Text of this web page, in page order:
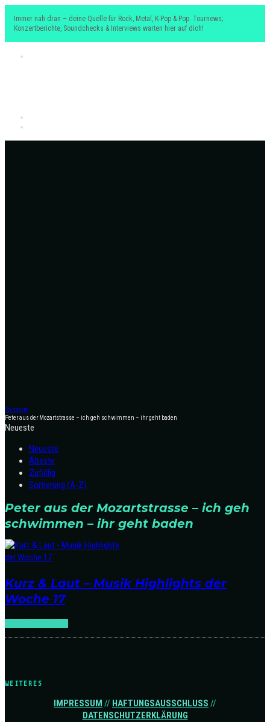
Immer nah dran – deine Quelle für Rock, Metal, K-Pop & Pop. Tournews;
Konzertberichte, Soundchecks & Interviews warten hier auf dich!
Startseite
Peter aus der Mozartstrasse – ich geh schwimmen – ihr geht baden
Neueste
Neueste
Älteste
Zufällig
Sortierung (A-Z)
Peter aus der Mozartstrasse – ich geh
schwimmen – ihr geht baden
Kurz & Laut – Musik Highlights der
Woche 17
WEITERES
IMPRESSUM // HAFTUNGSAUSSCHLUSS //
DATENSCHUTZERKLÄRUNG